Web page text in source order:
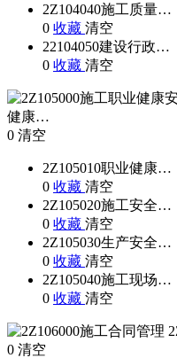
2Z104040施工质量…
0 收藏 清空
22104050建设行政…
0 收藏 清空
健康…
0 清空
2Z105010职业健康…
0 收藏 清空
2Z105020施工安全…
0 收藏 清空
2Z105030生产安全…
0 收藏 清空
2Z105040施工现场…
0 收藏 清空
0 清空